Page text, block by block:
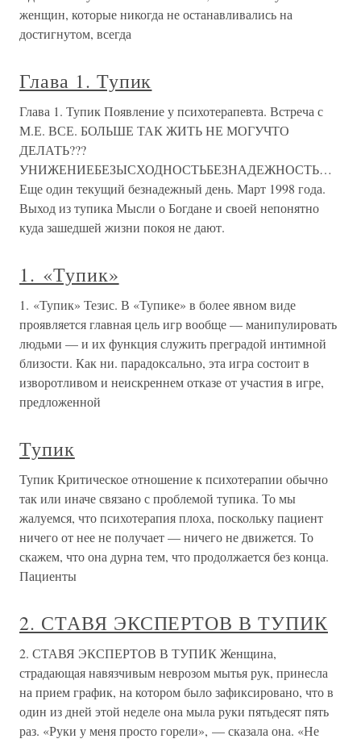
женщин, которые никогда не останавливались на
достигнутом, всегда
Глава 1. Тупик
Глава 1. Тупик Появление у психотерапевта. Встреча с
М.Е. ВСЕ. БОЛЬШЕ ТАК ЖИТЬ НЕ МОГУЧТО
ДЕЛАТЬ???
УНИЖЕНИЕБЕЗЫСХОДНОСТЬБЕЗНАДЕЖНОСТЬ…
Еще один текущий безнадежный день. Март 1998 года.
Выход из тупика Мысли о Богдане и своей непонятно
куда зашедшей жизни покоя не дают.
1. «Тупик»
1. «Тупик» Тезис. В «Тупике» в более явном виде
проявляется главная цель игр вообще — манипулировать
людьми — и их функция служить преградой интимной
близости. Как ни. парадоксально, эта игра состоит в
изворотливом и неискреннем отказе от участия в игре,
предложенной
Тупик
Тупик Критическое отношение к психотерапии обычно
так или иначе связано с проблемой тупика. То мы
жалуемся, что психотерапия плоха, поскольку пациент
ничего от нее не получает — ничего не движется. То
скажем, что она дурна тем, что продолжается без конца.
Пациенты
2. СТАВЯ ЭКСПЕРТОВ В ТУПИК
2. СТАВЯ ЭКСПЕРТОВ В ТУПИК Женщина,
страдающая навязчивым неврозом мытья рук, принесла
на прием график, на котором было зафиксировано, что в
один из дней этой неделе она мыла руки пятьдесят пять
раз. «Руки у меня просто горели», — сказала она. «Не